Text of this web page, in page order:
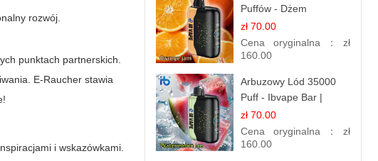
rozwój.
punktach partnerskich.
E-Raucher stawia
i wskazówkami.
Puffów - Dżem
Pomarańczowy |
Aromatyczny i
Długotrwały
zł 70.00
Cena oryginalna： zł
160.00
Arbuzowy Lód 35000
Puff - Ibvape Bar |
Orzeźwiający E-
papieros Jednorazowy
zł 70.00
Cena oryginalna： zł
160.00